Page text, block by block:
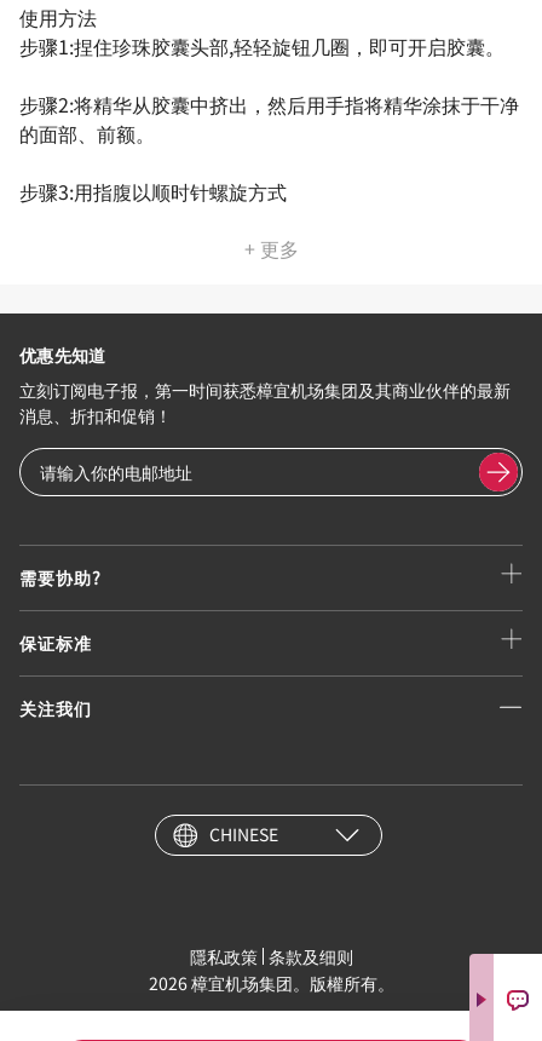
使用方法
步骤1:捏住珍珠胶囊头部,轻轻旋钮几圈，即可开启胶囊。
步骤2:将精华从胶囊中挤出，然后用手指将精华涂抹于干净
的面部、前额。
步骤3:用指腹以顺时针螺旋方式
+ 更多
需要协助?
保证标准
关注我们
优惠先知道
立刻订阅电子报，第一时间获悉樟宜机场集团及其商业伙伴的最新
消息、折扣和促销！
CHINESE
隱私政策 条款及细则
2026 樟宜机场集团。版權所有。